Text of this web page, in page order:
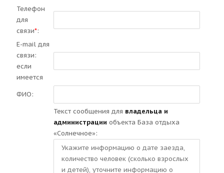
Телефон
для
связи*:
E-mail для
связи:
если
имеется
ФИО:
Текст сообщения для владельца и
администрации объекта База отдыха
«Солнечное»: